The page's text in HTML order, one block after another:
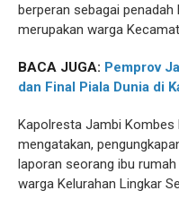
berperan sebagai
merupakan warga
BACA JUGA: Pemprov
dan Final Piala Dunia di
Kapolresta Jambi Kombes
mengatakan,
laporan seorang ibu
warga Kelurahan Lingkar